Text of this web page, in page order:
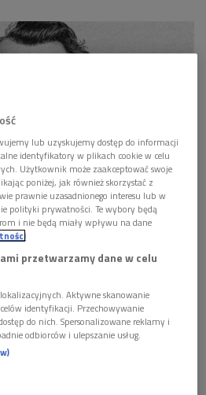
Rauch/Interfoto/Forum
i orkiestrę
brzmią lepiej od
Na czym polega instrumentacja?
lub uzyskujemy dostęp do informacji
identyfikatory w plikach cookie w celu
Użytkownik może zaakceptować swoje
poniżej, jak również skorzystać z
prawnie uzasadnionego interesu lub w
polityki prywatności. Te wybory będą
i nie będą miały wpływu na dane
przetwarzamy dane w celu
Aktywne skanowanie
identyfikacji. Przechowywanie
do nich. Spersonalizowane reklamy i
odbiorców i ulepszanie usług.